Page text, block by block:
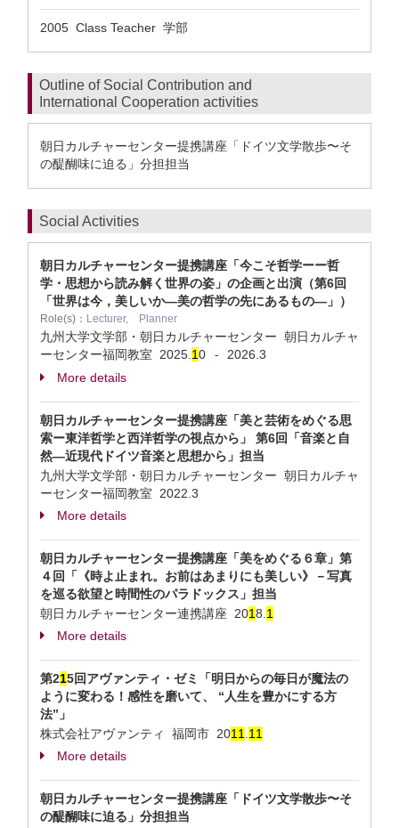
2005 Class Teacher 学部
Outline of Social Contribution and
International Cooperation activities
朝日カルチャーセンター提携講座「ドイツ文学散歩〜そ
の醍醐味に迫る」分担担当
Social Activities
朝日カルチャーセンター提携講座「今こそ哲学ーー哲
学・思想から読み解く世界の姿」の企画と出演（第6回
「世界は今，美しいか―美の哲学の先にあるもの―」）
Role(s)： Lecturer, Planner
九州大学文学部・朝日カルチャーセンター 朝日カルチャ
ーセンター福岡教室 2025. 10 -
2026.3
More details
朝日カルチャーセンター提携講座「美と芸術をめぐる思
索ー東洋哲学と西洋哲学の視点から」 第6回「音楽と自
然―近現代ドイツ音楽と思想から」担当
九州大学文学部・朝日カルチャーセンター 朝日カルチャ
ーセンター福岡教室 2022.3
More details
朝日カルチャーセンター提携講座「美をめぐる６章」第
４回「《時よ止まれ。お前はあまりにも美しい》－写真
を巡る欲望と時間性のパラドックス」担当
朝日カルチャーセンター連携講座 2018. 1
More details
第215回アヴァンティ・ゼミ「明日からの毎日が魔法の
ように変わる！感性を磨いて、 “人生を豊かにする方
法”」
株式会社アヴァンティ 福岡市 201 1 1 1
More details
朝日カルチャーセンター提携講座「ドイツ文学散歩〜そ
の醍醐味に迫る」分担担当